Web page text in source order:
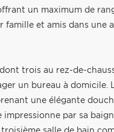
un maximum de
et amis dans une
trois au rez-de-
un bureau à domicile.
une élégante
par sa